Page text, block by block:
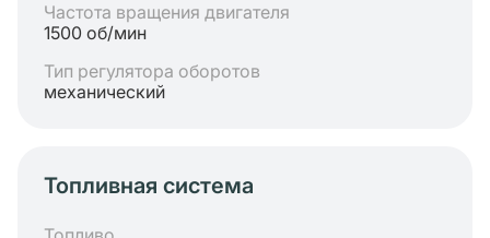
Частота вращения двигателя
1500 об/мин
Тип регулятора оборотов
механический
Топливная система